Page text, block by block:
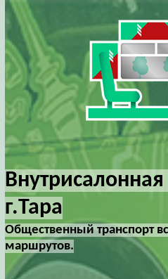
г.Тара
Общественный транспорт
маршрутов.